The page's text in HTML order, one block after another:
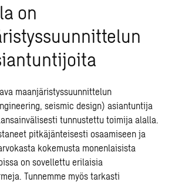
on
maanjäristyssuunnittelun
seismic design) asiantuntija
tunnustettu toimija alalla.
pitkäjänteisesti osaamiseen ja
kokemusta monenlaisista
on sovellettu erilaisia
Tunnemme myös tarkasti